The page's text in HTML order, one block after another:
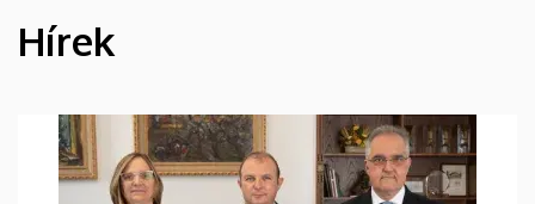
HÍREK
Hírek